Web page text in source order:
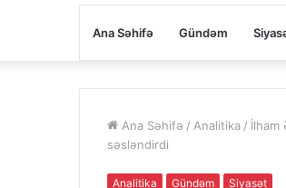
Ana Səhifə Gündəm
Ana Səhifə / Analitika / İlham
səsləndirdi
Analitika Gündəm Siyasət